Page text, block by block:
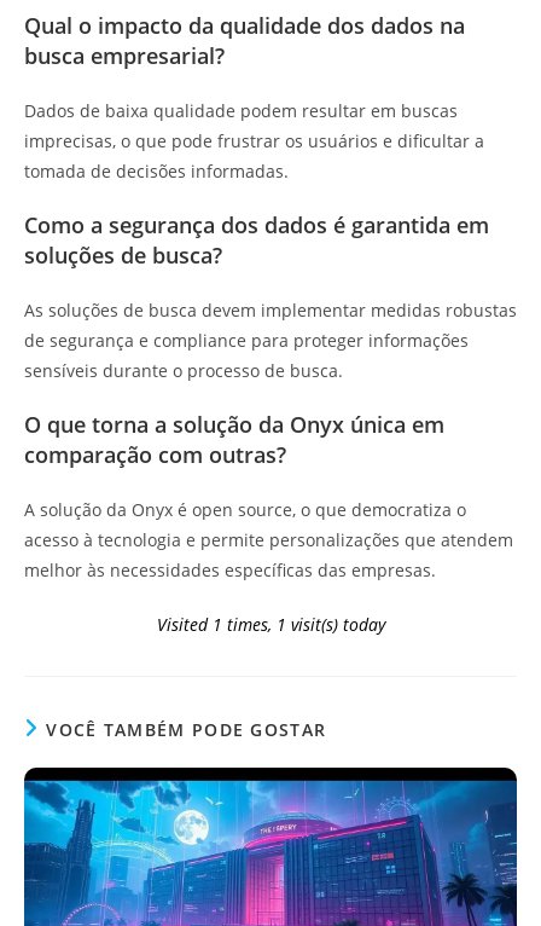
Qual o impacto da qualidade dos dados na
busca empresarial?
Dados de baixa qualidade podem resultar em buscas
imprecisas, o que pode frustrar os usuários e dificultar a
tomada de decisões informadas.
Como a segurança dos dados é garantida em
soluções de busca?
As soluções de busca devem implementar medidas robustas
de segurança e compliance para proteger informações
sensíveis durante o processo de busca.
O que torna a solução da Onyx única em
comparação com outras?
A solução da Onyx é open source, o que democratiza o
acesso à tecnologia e permite personalizações que atendem
melhor às necessidades específicas das empresas.
Visited 1 times, 1 visit(s) today
VOCÊ TAMBÉM PODE GOSTAR